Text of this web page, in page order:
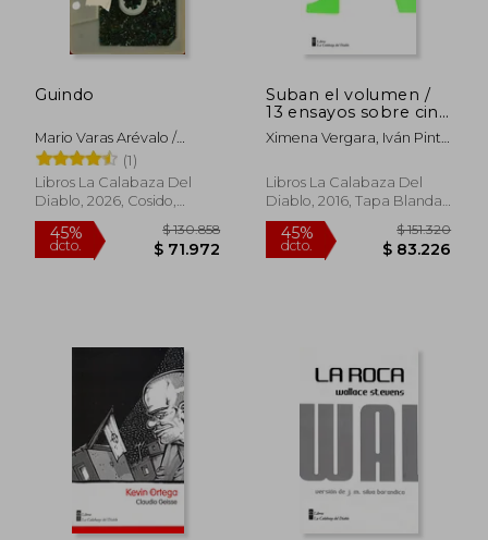
Guindo
Mario Varas Arévalo /
Calostro
(1)
Libros La Calabaza Del
Diablo, 2026, Cosido,
Nuevo
Suban el volumen /
13 ensayos sobre cine
y rock
Ximena Vergara, Iván Pinto
Libros La Calabaza Del
Diablo, 2016, Tapa Blanda,
Nuevo